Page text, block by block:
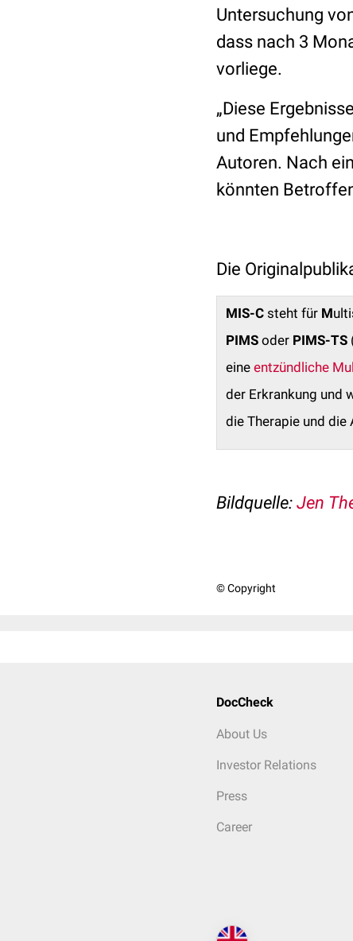
Untersuchung
dass nach 3
vorliege.
„Diese
und
Autoren. Nach
könnten
Die
MIS-C steht für M
PIMS oder PIMS-TS
eine entzündliche
der Erkrankung und
die Therapie und
Bildquelle: Jen
© Copyright
DocCheck
About Us
Investor Relations
Press
Career